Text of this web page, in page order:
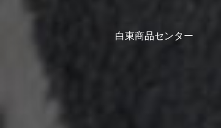
白東商品センター